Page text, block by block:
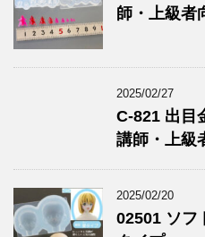
師・上級者
2025/02/27
C-821 出目
講師・上級
2025/02/20
02501 ソフ